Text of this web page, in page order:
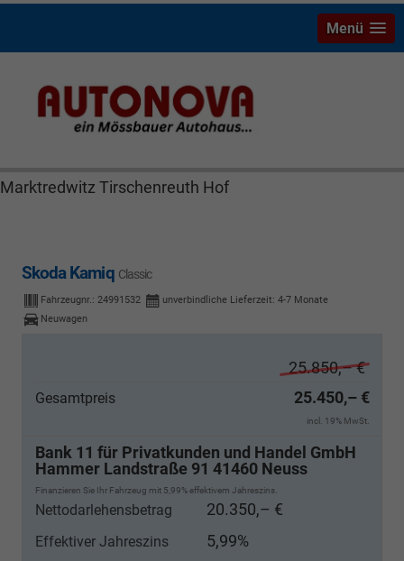
Skoda Kamiq Bayreuth Nützel Mössbauer Autonova
Brucker Räthel MGS Autohaus günstig Finanzierung
Marktredwitz Tirschenreuth Hof
Menü
Skoda Kamiq Classic
Fahrzeugnr.: 24991532
unverbindliche Lieferzeit: 4-7 Monate
Neuwagen
25.850,– €
Gesamtpreis 25.450,– €
incl. 19% MwSt.
Bank 11 für Privatkunden und Handel GmbH
Hammer Landstraße 91 41460 Neuss
Finanzieren Sie Ihr Fahrzeug mit 5,99% effektivem Jahreszins.
Nettodarlehensbetrag 20.350,– €
Effektiver Jahreszins 5,99%